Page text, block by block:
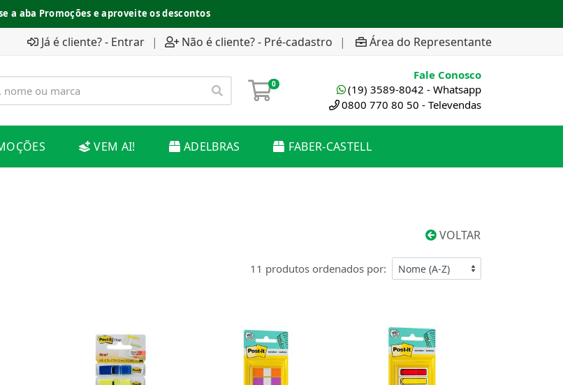
a aba Promoções e aproveite os descontos
Já é cliente? - Entrar | Não é cliente? - Pré-cadastro | Área do Representante
0
Fale Conosco
(19) 3589-8042 - Whatsapp
0800 770 80 50 - Televendas
VEM AI! ADELBRAS FABER-CASTELL
VOLTAR
11 produtos ordenados por: